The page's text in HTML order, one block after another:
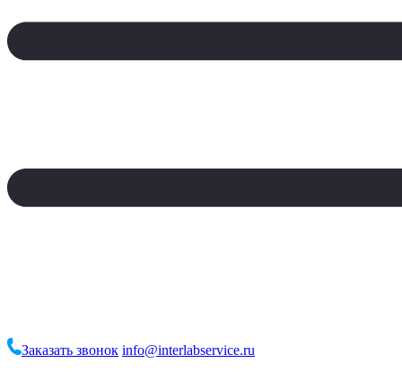
Заказать звонок info@interlabservice.ru